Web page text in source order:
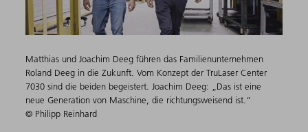
Matthias und Joachim Deeg führen das Familienunternehmen
Roland Deeg in die Zukunft. Vom Konzept der TruLaser Center
7030 sind die beiden begeistert. Joachim Deeg: „Das ist eine
neue Generation von Maschine, die richtungsweisend ist.“
© Philipp Reinhard